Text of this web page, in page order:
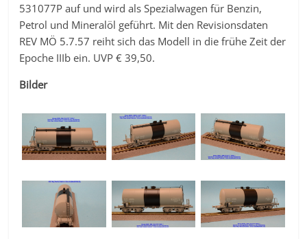
531077P auf und wird als Spezialwagen für Benzin,
Petrol und Mineralöl geführt. Mit den Revisionsdaten
REV MÖ 5.7.57 reiht sich das Modell in die frühe Zeit der
Epoche IIIb ein. UVP € 39,50.
Bilder